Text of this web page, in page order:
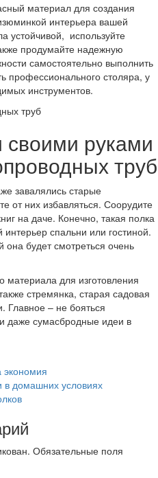
материал для создания
интерьера вашей
устойчивой, используйте
продумайте надежную
самостоятельно выполнить
профессионального столяра, у
инструментов.
руками
труб
завалялись старые
от них избавляться. Соорудите
на даче. Конечно, такая полка
спальни или гостиной.
будет смотреться очень
материала для изготовления
стремянка, старая садовая
Главное – не бояться
даже сумасбродные идеи в
экономия
в домашних условиях
Обязательные поля